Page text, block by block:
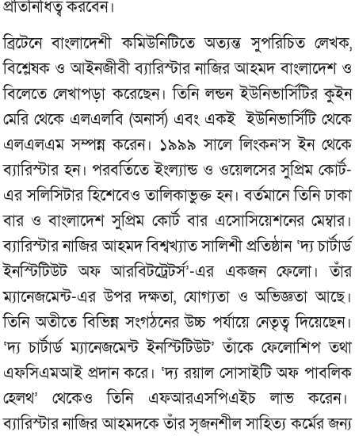
প্রতিনিধিত্ব করবেন।
ব্রিটেনে বাংলাদেশী কমিউনিটিতে অত্যন্ত সুপরিচিত লেখক,
বিশ্লেষক ও আইনজীবী ব্যারিস্টার নাজির আহমদ বাংলাদেশ ও
বিলেতে লেখাপড়া করেছেন। তিনি লন্ডন ইউনিভার্সিটির কুইন
মেরি থেকে এলএলবি (অনার্স) এবং একই ইউনিভার্সিটি থেকে
এলএলএম সম্পন্ন করেন। ১৯৯৯ সালে লিংকন’স ইন থেকে
ব্যারিস্টার হন। পরবর্তিতে ইংল্যান্ড ও ওয়েলসের সুপ্রিম কোর্ট-
এর সলিসিটার হিশেবেও তালিকাভুক্ত হন। বর্তমানে তিনি ঢাকা
বার ও বাংলাদেশ সুপ্রিম কোর্ট বার এসোসিয়েশনের মেম্বার।
ব্যারিস্টার নাজির আহমদ বিশ্বখ্যাত সালিশী প্রতিষ্ঠান ‘দ্য চার্টার্ড
ইনস্টিটিউট অফ আরবিটট্রেটর্স’-এর একজন ফেলো। তাঁর
ম্যানেজমেন্ট-এর উপর দক্ষতা, যোগ্যতা ও অভিজ্ঞতা আছে।
তিনি অতীতে বিভিন্ন সংগঠনের উচ্চ পর্যায়ে নেতৃত্ব দিয়েছেন।
‘দ্য চার্টার্ড ম্যানেজমেন্ট ইনস্টিটিউট’ তাঁকে ফেলোশিপ তথা
এফসিএমআই প্রদান করে। ‘দ্য রয়াল সোসাইটি অফ পাবলিক
হেলথ’ থেকেও তিনি এফআরএসপিএইচ লাভ করেন।
ব্যারিস্টার নাজির আহমদকে তাঁর সৃজনশীল সাহিত্য কর্মের জন্য